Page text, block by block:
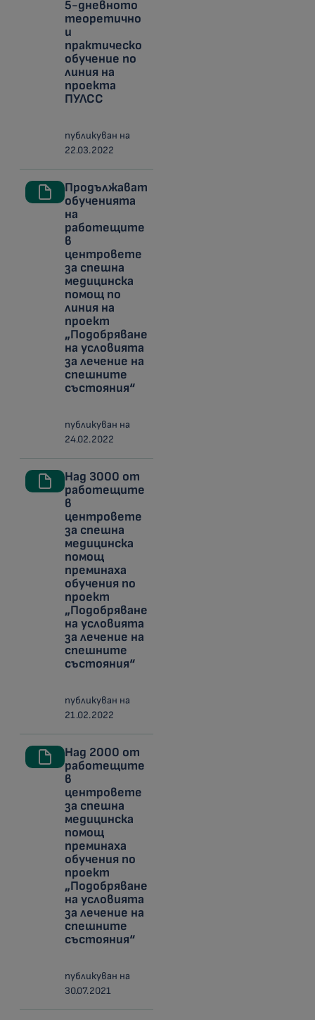
5-дневното
теоретично
и
практическо
обучение по
линия на
проекта
ПУЛСС
публикуван на
22.03.2022
Продължават
обученията
на
работещите
в
центровете
за спешна
медицинска
помощ по
линия на
проект
„Подобряване
на условията
за лечение на
спешните
състояния“
публикуван на
24.02.2022
Над 3000 от
работещите
в
центровете
за спешна
медицинска
помощ
преминаха
обучения по
проект
„Подобряване
на условията
за лечение на
спешните
състояния“
публикуван на
21.02.2022
Над 2000 от
работещите
в
центровете
за спешна
медицинска
помощ
преминаха
обучения по
проект
„Подобряване
на условията
за лечение на
спешните
състояния“
публикуван на
30.07.2021